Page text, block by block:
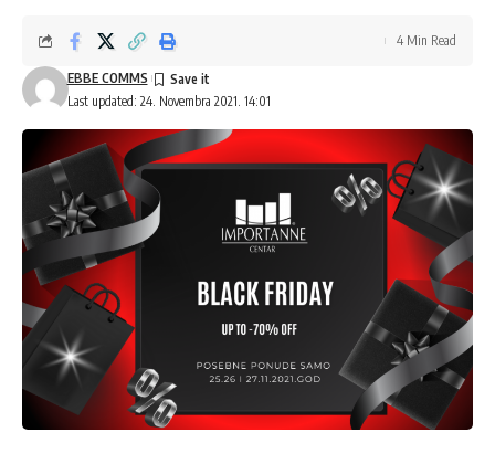
Last updated: 24. Novembra 2021. 14:01
EBBE COMMS
4 Min Read